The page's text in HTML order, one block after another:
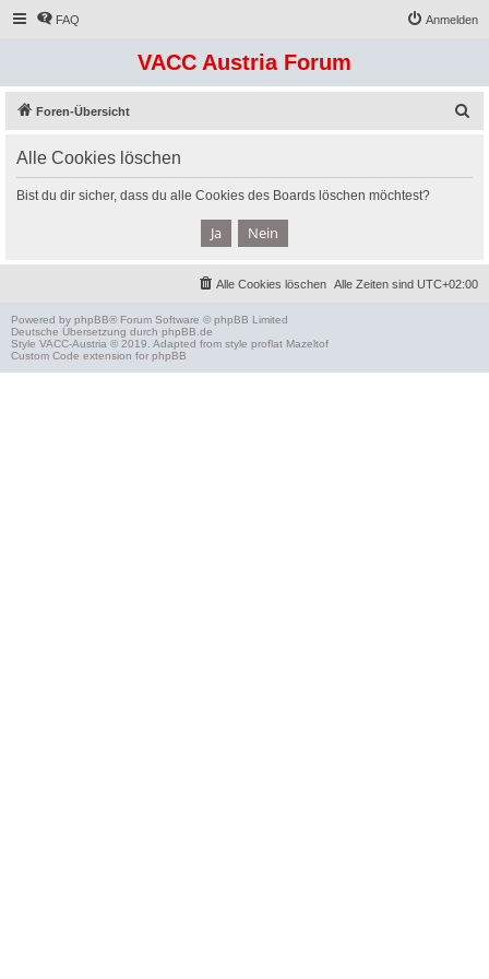
FAQ Anmelden
VACC Austria Forum
Foren-Übersicht
Alle Cookies löschen
Bist du dir sicher, dass du alle Cookies des Boards löschen möchtest?
Alle Zeiten sind UTC+02:00
Alle Cookies löschen
Powered by phpBB® Forum Software © phpBB Limited
Deutsche Übersetzung durch phpBB.de
Style VACC-Austria © 2019. Adapted from style proflat Mazeltof
Custom Code extension for phpBB